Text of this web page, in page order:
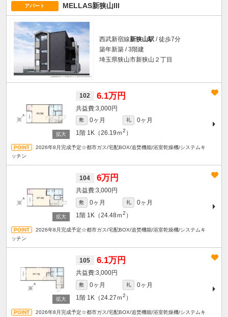
アパート MELLAS新狭山III
西武新宿線新狭山駅 / 徒歩7分
築年新築 / 3階建
埼玉県狭山市新狭山２丁目
102 6.1万円
3,000円
敷 0ヶ月 礼
0ヶ月
1階 1K（26.19ｍ2 ）
2026年8月完成予定☆都市ガス/宅配BOX/追焚機能/浴室乾燥機/システムキ
ッチン
104 6万円
3,000円
敷 0ヶ月 礼
0ヶ月
1階 1K（24.48ｍ2 ）
2026年8月完成予定☆都市ガス/宅配BOX/追焚機能/浴室乾燥機/システムキ
ッチン
105 6.1万円
3,000円
敷 0ヶ月 礼
0ヶ月
1階 1K（24.27ｍ2 ）
2026年8月完成予定☆都市ガス/宅配BOX/追焚機能/浴室乾燥機/システムキ